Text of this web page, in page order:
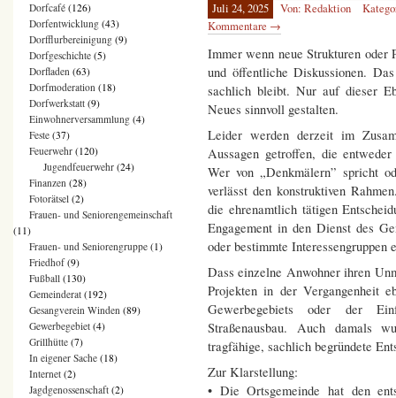
Juli 24, 2025 Von: Redaktion
Kommentare →
Immer wenn neue Strukturen oder
und öffentliche Diskussionen.
sachlich bleibt. Nur auf dieser
Neues sinnvoll gestalten.
Leider werden derzeit im
Aussagen getroffen, die
Wer von „Denkmälern” spricht
verlässt den konstruktiven
die ehrenamtlich tätigen
Engagement in den Dienst des
oder bestimmte Interessengruppen
Dass einzelne Anwohner ihren
Projekten in der Vergangenheit
Gewerbegebiets oder der
Straßenausbau. Auch damals
tragfähige, sachlich begründete
Zur Klarstellung:
• Die Ortsgemeinde hat den
Dorfcafé (126)
Dorfentwicklung (43)
Dorfflurbereinigung (9)
Dorfgeschichte (5)
Dorfladen (63)
Dorfmoderation (18)
Dorfwerkstatt (9)
Einwohnerversammlung (4)
Feste (37)
Feuerwehr (120)
Jugendfeuerwehr (24)
Finanzen (28)
Fotorätsel (2)
Frauen- und Seniorengemeinschaft
(11)
Frauen- und Seniorengruppe (1)
Friedhof(9)
Fußball (130)
Gemeinderat (192)
Gesangverein Winden (89)
Gewerbegebiet (4)
Grillhütte (7)
In eigener Sache (18)
Internet (2)
Jagdgenossenschaft (2)